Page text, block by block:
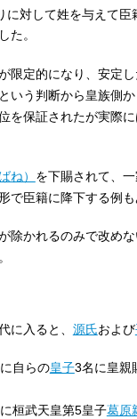
に対して姓を与えて臣
た。
限定的になり、安定
いう判断から皇族側
を保証されたが実際
ね） を下賜されて、
で臣籍に降下する例
除かれるのみで改め
に入ると、 源氏および
自らの皇子3名に皇親
桓武天皇第5皇子葛原